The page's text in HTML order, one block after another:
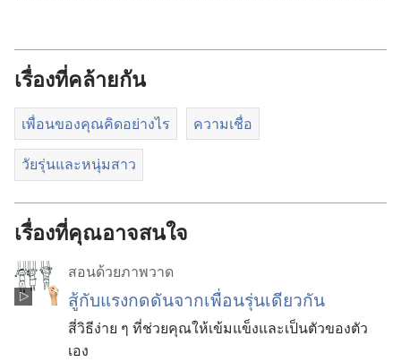
วีดีโอ
เรื่องที่คล้ายกัน
เพื่อนของคุณคิดอย่างไร ความ​เชื่อ
วัยรุ่น​และ​หนุ่ม​สาว
เรื่องที่คุณอาจสนใจ
สอนด้วยภาพวาด
สู้กับแรงกดดันจากเพื่อนรุ่นเดียวกัน
สี่วิธีง่าย ๆ ที่ช่วยคุณให้เข้มแข็งและเป็นตัวของตัว
เอง